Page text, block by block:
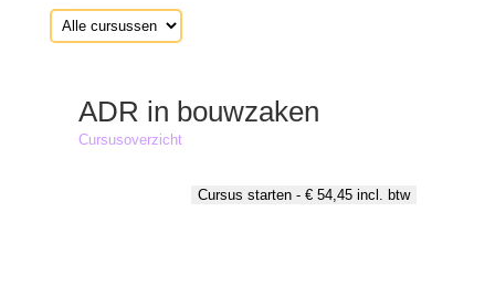
ADR in bouwzaken
Cursusoverzicht
Cursus starten - €54,45 incl. btw